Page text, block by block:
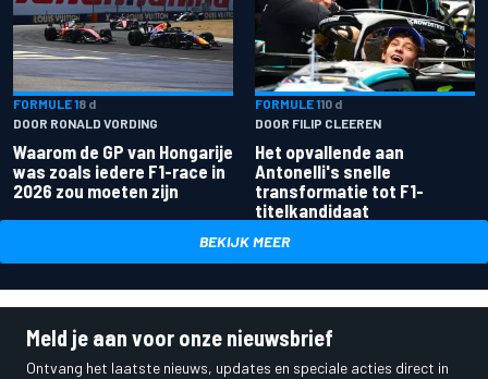
FORMULE 18 d
DOOR RONALD VORDING
Waarom de GP van Hongarije
was zoals iedere F1-race in
2026 zou moeten zijn
FORMULE 110 d
DOOR FILIP CLEEREN
Het opvallende aan
Antonelli's snelle
transformatie tot F1-
titelkandidaat
BEKIJK MEER
Meld je aan voor onze nieuwsbrief
Ontvang het laatste nieuws, updates en speciale acties direct in